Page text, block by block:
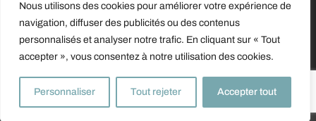
Nous utilisons des cookies pour améliorer votre expérience de
navigation, diffuser des publicités ou des contenus
personnalisés et analyser notre trafic. En cliquant sur « Tout
accepter », vous consentez à notre utilisation des cookies.
Personnaliser Tout rejeter Accepter tout
Courriel :support@allnailandbeauty.com
© 2025 Tous droits réservés à All Nail & Beauty